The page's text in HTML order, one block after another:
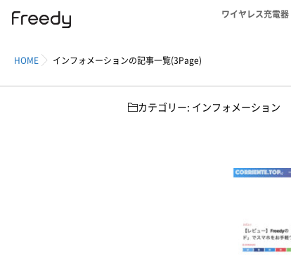
ワイヤレス充電器
HOME インフォメーションの記事一覧(3Page)
カテゴリー: インフォメーション